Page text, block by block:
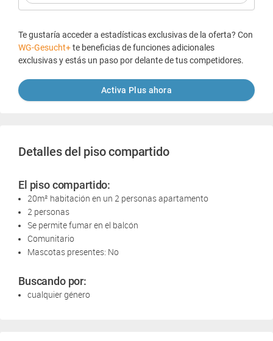
Te gustaría acceder a estadísticas exclusivas de la oferta? Con
WG-Gesucht+te beneficias de funciones adicionales
exclusivas y estás un paso por delante de tus competidores.
Activa Plus ahora
Detalles del piso compartido
El piso compartido:
20m² habitación en un 2 personas apartamento
2 personas
Se permite fumar en el balcón
Comunitario
Mascotas presentes: No
Buscando por:
cualquier género